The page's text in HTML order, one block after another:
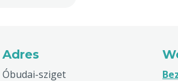
Adres
Óbudai-sziget